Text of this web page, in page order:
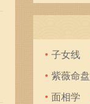
子女线
紫薇命盘
面相学